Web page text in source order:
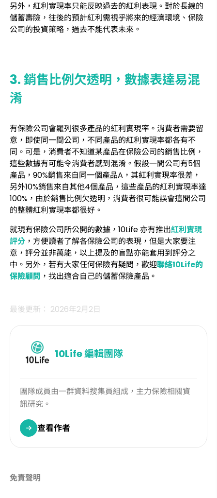
另外，紅利實現率只能反映過去的紅利表現。對於長線的
儲蓄壽險，往後的預計紅利需視乎將來的經濟環境、保險
公司的投資策略，過去不能代表未來。
3. 銷售比例欠透明，數據表達易混
淆
有保險公司會羅列很多產品的紅利實現率。消費者需要留
意，即使同一間公司，不同產品的紅利實現率都各有不
同。可是，消費者不知道某產品在保險公司的銷售比例，
這些數據有可能令消費者感到混淆。假設一間公司有5個
產品，90%銷售來自同一個產品A，其紅利實現率很差，
另外10%銷售來自其他4個產品，這些產品的紅利實現率達
100%，由於銷售比例欠透明，消費者很可能誤會這間公司
的整體紅利實現率都很好。
就現有保險公司所公開的數據，10Life 亦有推出紅利實現
評分 ，方便讀者了解各保險公司的表現，但是大家要注
意，評分並非萬能，以上提及的盲點亦能套用到評分之
中。另外，若有大家任何保險有疑問， 歡迎聯絡10Life的
保險顧問 ，找出適合自己的儲蓄保險產品。
最後更新： 2026年2月2日
10Life編輯團隊
團隊成員由一群資料搜集員組成，主力保險相關資
訊研究。
查看作者
免責聲明